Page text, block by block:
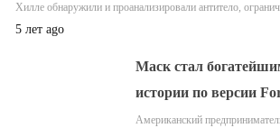
Хилле обнаружили и проанализировали антитело,
5 лет ago
Маск стал
истории по версии
Американский